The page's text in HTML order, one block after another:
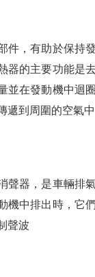
件，有助於保持
器的主要功能是
並在發動機中迴
到周圍的空氣中
聲器，是車輛排
機中排出時，它
聲波